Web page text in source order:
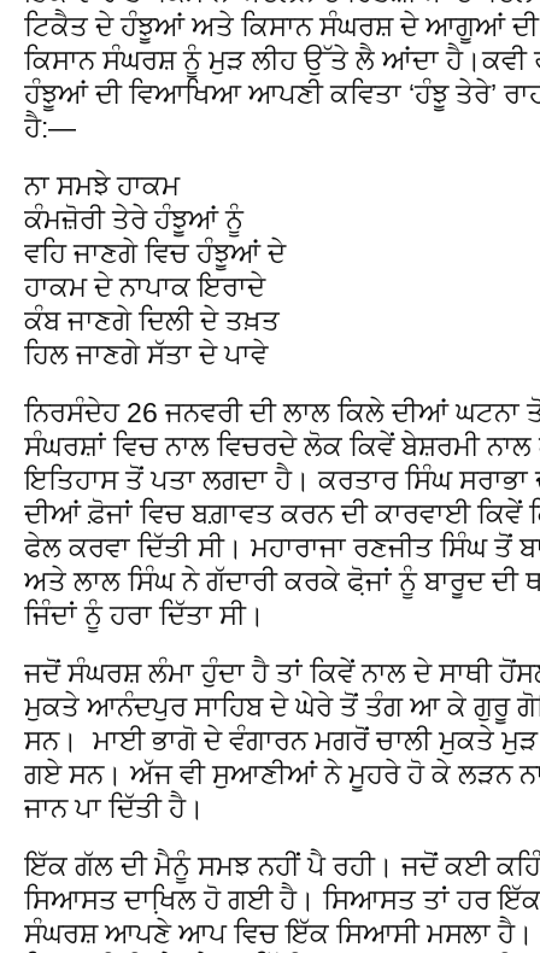
ਟਿਕੈਤ ਦੇ ਹੰਝੂਆਂ ਅਤੇ ਕਿਸਾਨ ਸੰਘਰਸ਼ ਦੇ ਆਗੂਆਂ ਦੀ
ਕਿਸਾਨ ਸੰਘਰਸ਼ ਨੂੰ ਮੁੜ ਲੀਹ ਉੱਤੇ ਲੈ ਆਂਦਾ ਹੈ।ਕਵੀ
ਹੰਝੂਆਂ ਦੀ ਵਿਆਖਿਆ ਆਪਣੀ ਕਵਿਤਾ ‘ਹੰਝੂ ਤੇਰੇ’
ਹੈ:—
ਨਾ ਸਮਝੇ ਹਾਕਮ
ਕੰਮਜ਼ੋਰੀ ਤੇਰੇ ਹੰਝੂਆਂ ਨੂੰ
ਵਹਿ ਜਾਣਗੇ ਵਿਚ ਹੰਝੂਆਂ ਦੇ
ਹਾਕਮ ਦੇ ਨਾਪਾਕ ਇਰਾਦੇ
ਕੰਬ ਜਾਣਗੇ ਦਿਲੀ ਦੇ ਤਖ਼ਤ
ਹਿਲ ਜਾਣਗੇ ਸੱਤਾ ਦੇ ਪਾਵੇ
ਨਿਰਸੰਦੇਹ 26 ਜਨਵਰੀ ਦੀ ਲਾਲ ਕਿਲੇ ਦੀਆਂ ਘਟਨਾ
ਸੰਘਰਸ਼ਾਂ ਵਿਚ ਨਾਲ ਵਿਚਰਦੇ ਲੋਕ ਕਿਵੇਂ ਬੇਸ਼ਰਮੀ
ਇਤਿਹਾਸ ਤੋਂ ਪਤਾ ਲਗਦਾ ਹੈ। ਕਰਤਾਰ ਸਿੰਘ
ਦੀਆਂ ਫ਼ੋਜਾਂ ਵਿਚ ਬਗ਼ਾਵਤ ਕਰਨ ਦੀ ਕਾਰਵਾਈ ਕਿਵੇਂ
ਫੇਲ ਕਰਵਾ ਦਿੱਤੀ ਸੀ। ਮਹਾਰਾਜਾ ਰਣਜੀਤ ਸਿੰਘ ਤੋਂ
ਅਤੇ ਲਾਲ ਸਿੰਘ ਨੇ ਗੱਦਾਰੀ ਕਰਕੇ ਫੋ਼ਜਾਂ ਨੂੰ ਬਾਰੂਦ ਦੀ
ਜਿੰਦਾਂ ਨੂੰ ਹਰਾ ਦਿੱਤਾ ਸੀ।
ਜਦੋਂ ਸੰਘਰਸ਼ ਲੰਮਾ ਹੁੰਦਾ ਹੈ ਤਾਂ ਕਿਵੇਂ ਨਾਲ ਦੇ ਸਾਥੀ
ਮੁਕਤੇ ਆਨੰਦਪੁਰ ਸਾਹਿਬ ਦੇ ਘੇਰੇ ਤੋਂ ਤੰਗ ਆ ਕੇ ਗੁਰੂ
ਸਨ। ਮਾਈ ਭਾਗੋ ਦੇ ਵੰਗਾਰਨ ਮਗਰੋਂ ਚਾਲੀ ਮੁਕਤੇ
ਗਏ ਸਨ। ਅੱਜ ਵੀ ਸੁਆਣੀਆਂ ਨੇ ਮੂਹਰੇ ਹੋ ਕੇ ਲੜਨ
ਜਾਨ ਪਾ ਦਿੱਤੀ ਹੈ।
ਇੱਕ ਗੱਲ ਦੀ ਮੈਨੂੰ ਸਮਝ ਨਹੀਂ ਪੈ ਰਹੀ। ਜਦੋਂ ਕਈ
ਸਿਆਸਤ ਦਾਖਿ਼ਲ ਹੋ ਗਈ ਹੈ। ਸਿਆਸਤ ਤਾਂ ਹਰ ਇੱਕ
ਸੰਘਰਸ਼ ਆਪਣੇ ਆਪ ਵਿਚ ਇੱਕ ਸਿਆਸੀ ਮਸਲਾ ਹੈ।